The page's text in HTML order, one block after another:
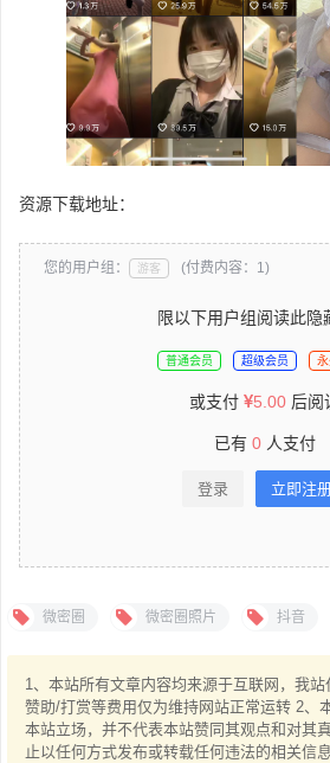
资源下载地址：
您的用户组： 游客 (付费内容：1)
限以下用户组阅读此隐
普通会员 超级会员
或支付 5.00 后阅
已有 0 人支付
登录 立即注
微密圈 微密圈照片 抖音
1、本站所有文章内容均来源于互联网，我
赞助/打赏等费用仅为维持网站正常运转 2、
本站立场，并不代表本站赞同其观点和对其
止以任何方式发布或转载任何违法的相关信